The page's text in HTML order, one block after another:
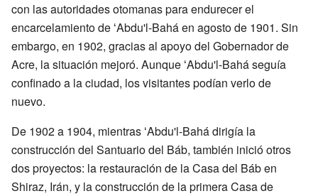
con las autoridades otomanas para endurecer el
encarcelamiento de ʻAbdu'l-Bahá en agosto de 1901. Sin
embargo, en 1902, gracias al apoyo del Gobernador de
Acre, la situación mejoró. Aunque ʻAbdu'l-Bahá seguía
confinado a la ciudad, los visitantes podían verlo de
nuevo.
De 1902 a 1904, mientras ʻAbdu'l-Bahá dirigía la
construcción del Santuario del Báb, también inició otros
dos proyectos: la restauración de la Casa del Báb en
Shiraz, Irán, y la construcción de la primera Casa de